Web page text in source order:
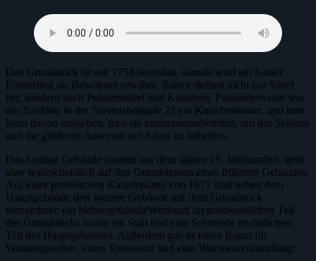
Das Grundstück ist seit 1758 bewohnt, damals wird ein Sattler
Försterling als Bewohner erwähnt. Sattler stellten nicht nur Sättel
her, sondern auch Polstermöbel und Kutschen. Passenderweise war
der Nachbar in der Stavensbølgade 23 ein Kutschenbauer, und man
kann davon ausgehen, dass sie zusammenarbeiteten, um das Schloss
und die größeren Anwesen auf Alsen zu beliefern.
Das heutige Gebäude stammt aus dem späten 19. Jahrhundert, steht
aber wahrscheinlich auf den Grundsteinen eines früheren Gebäudes.
Auf einer preußischen Katasterkarte von 1877 sind neben dem
Hauptgebäude drei weitere Gebäude auf dem Grundstück
verzeichnet: ein Nebengebäude/Werkstatt im nordwestlichen Teil
des Grundstücks sowie ein Stall und eine Schmiede im östlichen
Teil des Hauptgebäudes. Außerdem gab es einen Raum für
Wandergesellen, einen Speisesaal und eine Wurstwarenhandlung.